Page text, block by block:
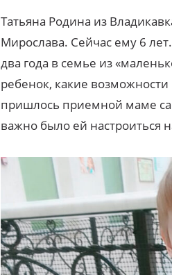
Татьяна Родина из
Мирослава. Сейчас ему 6
два года в семье из
ребенок, какие
пришлось приемной маме
важно было ей настроиться